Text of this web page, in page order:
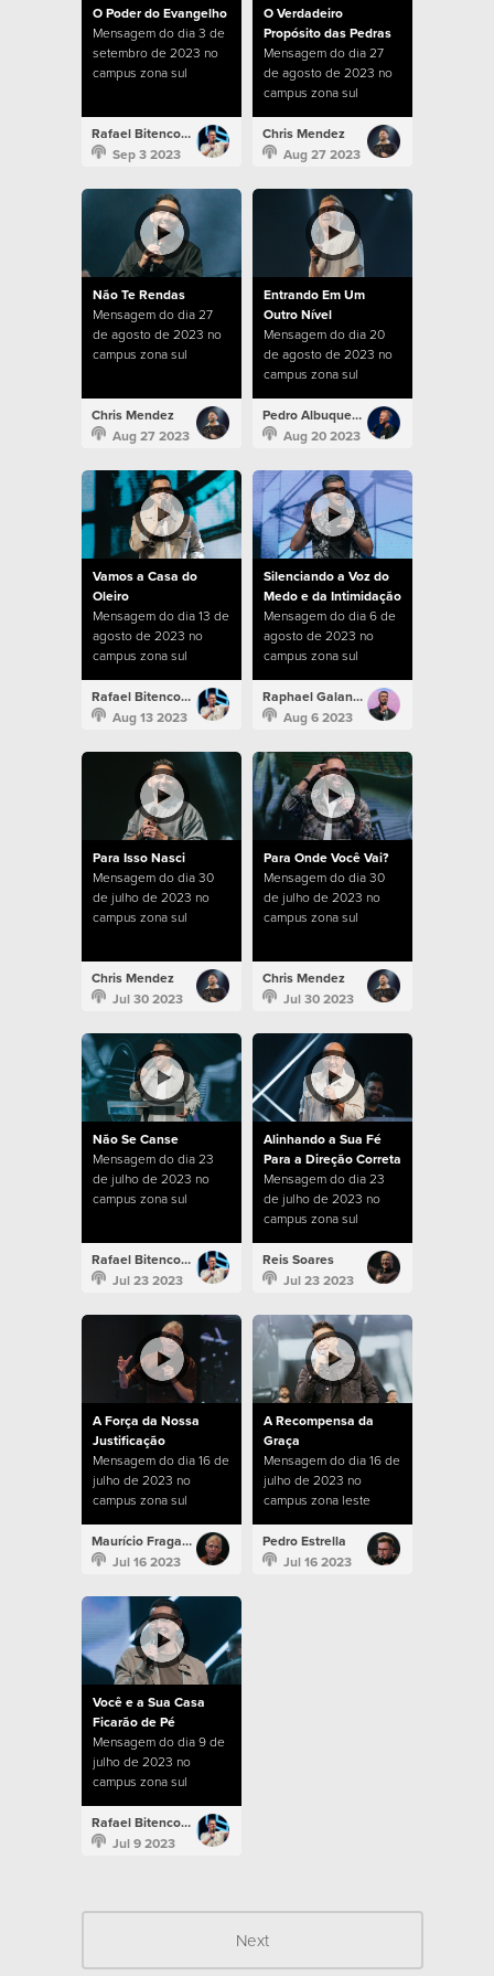
O Poder do Evangelho
Mensagem do dia 3 de
setembro de 2023 no
campus zona sul
Rafael Bitencourt
Sep 3 2023
O Verdadeiro
Propósito das Pedras
Mensagem do dia 27
de agosto de 2023 no
campus zona sul
Chris Mendez
Aug 27 2023
Não Te Rendas
Mensagem do dia 27
de agosto de 2023 no
campus zona sul
Chris Mendez
Aug 27 2023
Entrando Em Um
Outro Nível
Mensagem do dia 20
de agosto de 2023 no
campus zona sul
Pedro Albuquerque
Aug 20 2023
Vamos a Casa do
Oleiro
Mensagem do dia 13 de
agosto de 2023 no
campus zona sul
Rafael Bitencourt
Aug 13 2023
Silenciando a Voz do
Medo e da Intimidação
Mensagem do dia 6 de
agosto de 2023 no
campus zona sul
Raphael Galante
Aug 6 2023
Para Isso Nasci
Mensagem do dia 30
de julho de 2023 no
campus zona sul
Chris Mendez
Jul 30 2023
Para Onde Você Vai?
Mensagem do dia 30
de julho de 2023 no
campus zona sul
Chris Mendez
Jul 30 2023
Não Se Canse
Mensagem do dia 23
de julho de 2023 no
campus zona sul
Rafael Bitencourt
Jul 23 2023
Alinhando a Sua Fé
Para a Direção Correta
Mensagem do dia 23
de julho de 2023 no
campus zona sul
Reis Soares
Jul 23 2023
A Força da Nossa
Justificação
Mensagem do dia 16 de
julho de 2023 no
campus zona sul
Maurício Fragale
Jul 16 2023
A Recompensa da
Graça
Mensagem do dia 16 de
julho de 2023 no
campus zona leste
Pedro Estrella
Jul 16 2023
Você e a Sua Casa
Ficarão de Pé
Mensagem do dia 9 de
julho de 2023 no
campus zona sul
Rafael Bitencourt
Jul 9 2023
Next